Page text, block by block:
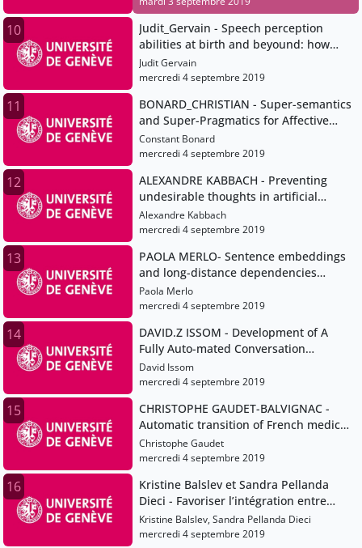
10
Judit_Gervain - Speech perception
abilities at birth and beyound: how
prenatal experiences shapes speech
perception and language development
Judit Gervain
mercredi 4 septembre 2019
11
BONARD_CHRISTIAN - Super-semantics
and Super-Pragmatics for Affective
Meaning
Constant Bonard
mercredi 4 septembre 2019
12
ALEXANDRE KABBACH - Preventing
undesirable thoughts in artificial
intelligence
Alexandre Kabbach
mercredi 4 septembre 2019
13
PAOLA MERLO- Sentence embeddings
and long-distance dependencies
effects in French and English
Paola Merlo
mercredi 4 septembre 2019
14
DAVID.Z ISSOM - Development of A
Fully Auto-mated Conversation
Artificial Intelligence as Patient
Decision Support System to
and Young Adults with Sickle_Cell
Disease
David Issom
mercredi 4 septembre 2019
15
CHRISTOPHE GAUDET-BALVIGNAC -
Automatic transition of French medical
text into SNOMED-CT
Christophe Gaudet
mercredi 4 septembre 2019
16
Kristine Balslev et Sandra Pellanda
Dieci - Favoriser l’intégration entre
théorie et pratique par l’écriture chez
les futurs enseignants ? Kristine B
Kristine Balslev, Sandra Pellanda Dieci
mercredi 4 septembre 2019